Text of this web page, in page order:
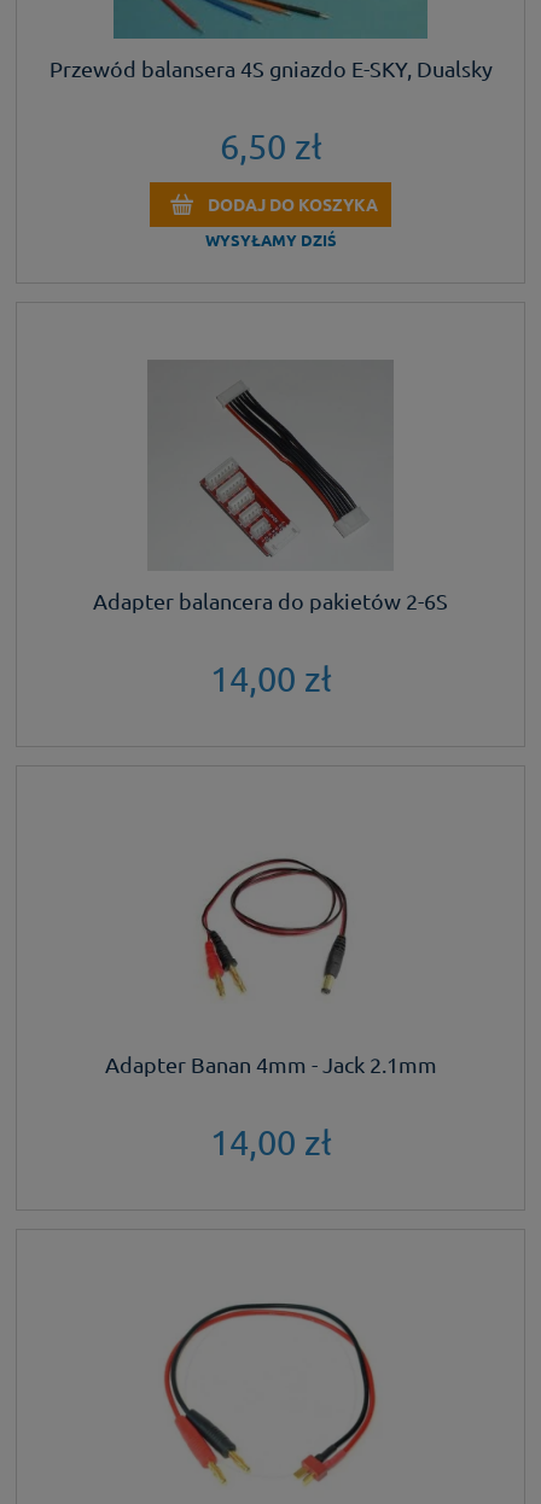
Przewód balansera 4S gniazdo E-SKY, Dualsky
6,50 zł
DODAJ DO KOSZYKA
WYSYŁAMY DZIŚ
Adapter balancera do pakietów 2-6S
14,00 zł
Adapter Banan 4mm - Jack 2.1mm
14,00 zł